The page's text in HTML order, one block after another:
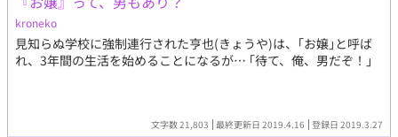
kroneko
見知らぬ学校に強制連行された亨也(きょうや)は、｢お嬢｣と呼ば
れ、3年間の生活を始めることになるが… ｢待て、俺、男だぞ！｣
文字数 21,803 最終更新日 2019.4.16 登録日 2019.3.27